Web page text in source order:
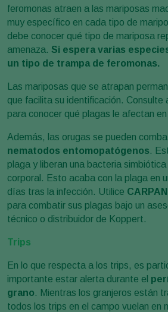
feromonas atraen a las mariposas
muy específico en cada tipo de
debe conocer qué tipo de mariposa
amenaza. Si espera varias
un tipo de trampa de feromonas.
Las mariposas que se atrapan
que facilita su identificación. Consulte
para conocer qué plagas le afectan
Además, las orugas se pueden
nematodos entomopatógenos.
plaga y liberan una bacteria simbiótica
corporal. Esto acaba con la plaga en
días tras la infección. Utilice
para combatir sus plagas bajo un
técnico o distribuidor de Koppert.
Trips
En lo que respecta a los trips, es
importante estar alerta durante el
grano. Mientras los granjeros están
todos los trips en el campo vuelan en